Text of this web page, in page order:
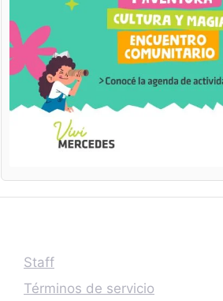
Staff
Términos de servicio